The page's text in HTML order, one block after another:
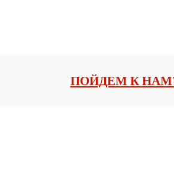
ПОЙДЕМ К